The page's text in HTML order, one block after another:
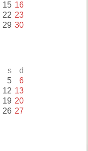
15 16
22 23
29 30
s d
5 6
12 13
19 20
26 27